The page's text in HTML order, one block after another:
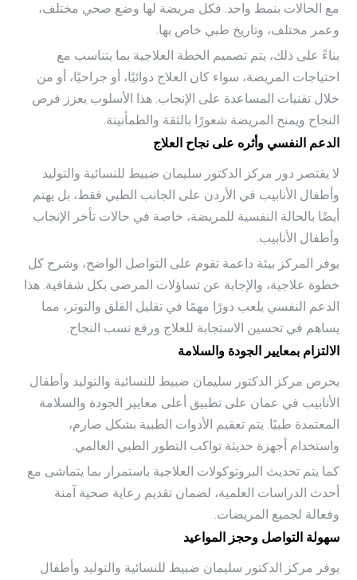
مع الحالات بنمط واحد. فكل مريضة لها وضع صحي مختلف،
وعمر مختلف، وتاريخ طبي خاص بها.
بناءً على ذلك، يتم تصميم الخطة العلاجية بما يتناسب مع
احتياجات المريضة، سواء كان العلاج دوائيًا، أو جراحيًا، أو من
خلال تقنيات المساعدة على الإنجاب. هذا الأسلوب يعزز فرص
النجاح ويمنح المريضة شعورًا بالثقة والطمأنينة.
الدعم النفسي وأثره على نجاح العلاج
لا يقتصر دور مركز الدكتور سليمان ضبيط للنسائية والتوليد
وأطفال الأنابيب في الأردن على الجانب الطبي فقط، بل يهتم
أيضًا بالحالة النفسية للمريضة، خاصة في حالات تأخر الإنجاب
وأطفال الأنابيب.
يوفر المركز بيئة داعمة تقوم على التواصل الواضح، وشرح كل
خطوة علاجية، والإجابة عن تساؤلات المرضى بكل شفافية. هذا
الدعم النفسي يلعب دورًا مهمًا في تقليل القلق والتوتر، مما
يساهم في تحسين الاستجابة للعلاج ورفع نسب النجاح.
الالتزام بمعايير الجودة والسلامة
يحرص مركز الدكتور سليمان ضبيط للنسائية والتوليد وأطفال
الأنابيب في عمان على تطبيق أعلى معايير الجودة والسلامة
المعتمدة طبيًا. يتم تعقيم الأدوات الطبية بشكل صارم،
واستخدام أجهزة حديثة تواكب التطور الطبي العالمي.
كما يتم تحديث البروتوكولات العلاجية باستمرار بما يتماشى مع
أحدث الدراسات العلمية، لضمان تقديم رعاية صحية آمنة
وفعالة لجميع المريضات.
سهولة التواصل وحجز المواعيد
يوفر مركز الدكتور سليمان ضبيط للنسائية والتوليد وأطفال